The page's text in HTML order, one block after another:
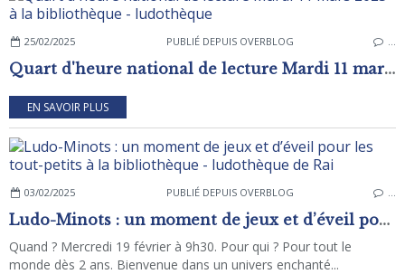
25/02/2025 PUBLIÉ DEPUIS OVERBLOG
Quart d'heure national de lecture Mardi 11 mars 2025 à la bibliothèque - ludothèque
EN SAVOIR PLUS
03/02/2025 PUBLIÉ DEPUIS OVERBLOG
Ludo-Minots : un moment de jeux et d’éveil pour les tout-petits à la bibliothèque - ludothèque de Rai
Quand ? Mercredi 19 février à 9h30. Pour qui ? Pour tout le
monde dès 2 ans. Bienvenue dans un univers enchanté...